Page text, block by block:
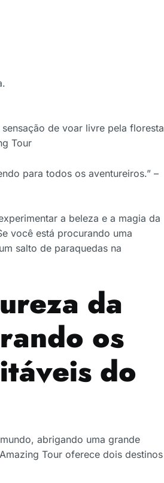
de voar livre pela floresta
Tour
para todos os aventureiros.” –
a beleza e a magia da
você está procurando uma
salto de paraquedas na
da
os
do
abrigando uma grande
Tour oferece dois destinos